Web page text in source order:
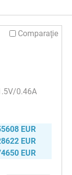
Comparaţie
0.46A
EUR
EUR
EUR